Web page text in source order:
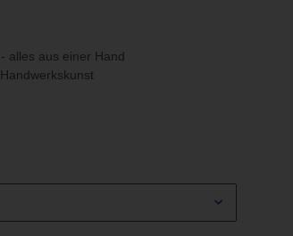
alles aus einer Hand